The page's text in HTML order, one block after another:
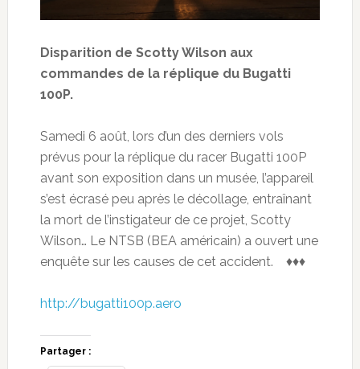
Disparition de Scotty Wilson aux
commandes de la réplique du Bugatti
100P.
Samedi 6 août, lors d’un des derniers vols
prévus pour la réplique du racer Bugatti 100P
avant son exposition dans un musée, l’appareil
s’est écrasé peu après le décollage, entraînant
la mort de l’instigateur de ce projet, Scotty
Wilson… Le NTSB (BEA américain) a ouvert une
enquête sur les causes de cet accident. ♦♦♦
http://bugatti100p.aero
Partager :